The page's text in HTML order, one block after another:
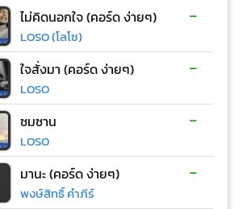
ไม่คิดนอกใจ (คอร์ด ง่ายๆ)
LOSO (โลโซ)
-
ใจสั่งมา (คอร์ด ง่ายๆ)
LOSO
-
ซมซาน
LOSO
-
มานะ (คอร์ด ง่ายๆ)
พงษ์สิทธิ์ คำภีร์
-